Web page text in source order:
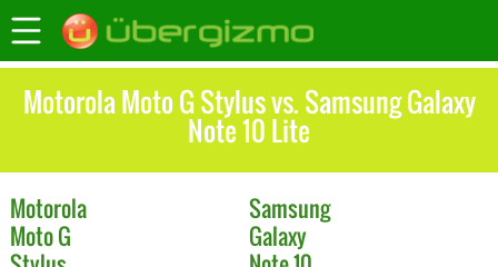
Motorola Moto G Stylus vs. Samsung Galaxy
Note 10 Lite
Motorola
Moto G
Samsung
Galaxy